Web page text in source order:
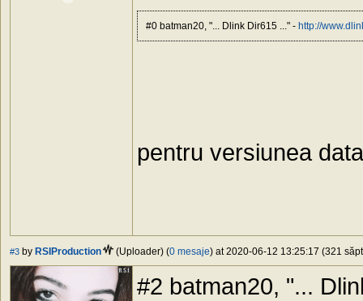
#0 batman20, "... Dlink Dir615 ..." - http://
pentru versiunea
#3 by RSIProduction (Uploader) (0 mesaje) at 2020-06-12 13:25:17 (321
#2 batman20, "...